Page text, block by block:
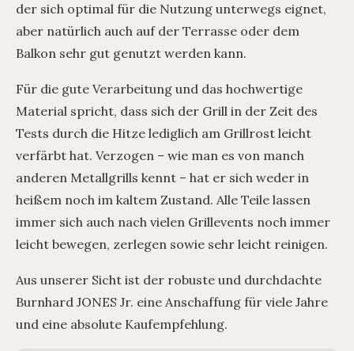
der sich optimal für die Nutzung unterwegs eignet,
aber natürlich auch auf der Terrasse oder dem
Balkon sehr gut genutzt werden kann.
Für die gute Verarbeitung und das hochwertige
Material spricht, dass sich der Grill in der Zeit des
Tests durch die Hitze lediglich am Grillrost leicht
verfärbt hat. Verzogen – wie man es von manch
anderen Metallgrills kennt – hat er sich weder in
heißem noch im kaltem Zustand. Alle Teile lassen
immer sich auch nach vielen Grillevents noch immer
leicht bewegen, zerlegen sowie sehr leicht reinigen.
Aus unserer Sicht ist der robuste und durchdachte
Burnhard JONES Jr. eine Anschaffung für viele Jahre
und eine absolute Kaufempfehlung.